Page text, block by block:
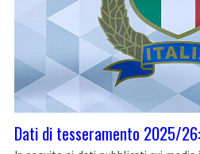
Dati di tesseramento 2025/